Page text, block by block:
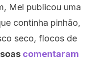
Mel publicou uma
continha pinhão,
seco, flocos de
comentaram